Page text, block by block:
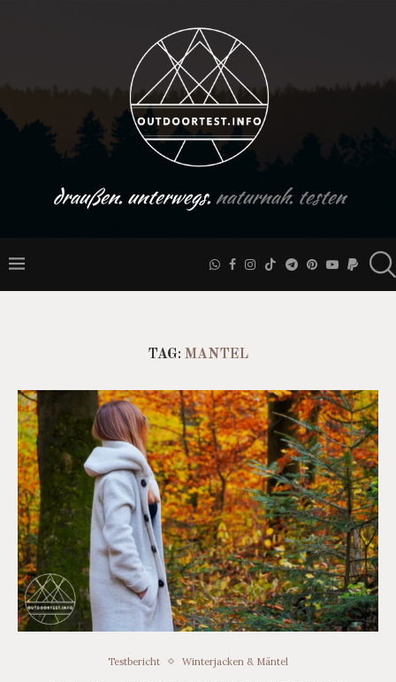
draußen. unterwegs.naturnah. testen
TAG: MANTEL
Testbericht Winterjacken & Mäntel